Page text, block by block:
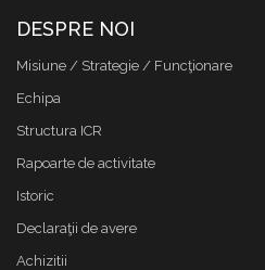
DESPRE NOI
Misiune / Strategie / Funcţionare
Echipa
Structura ICR
Rapoarte de activitate
Istoric
Declaraţii de avere
Achizitii